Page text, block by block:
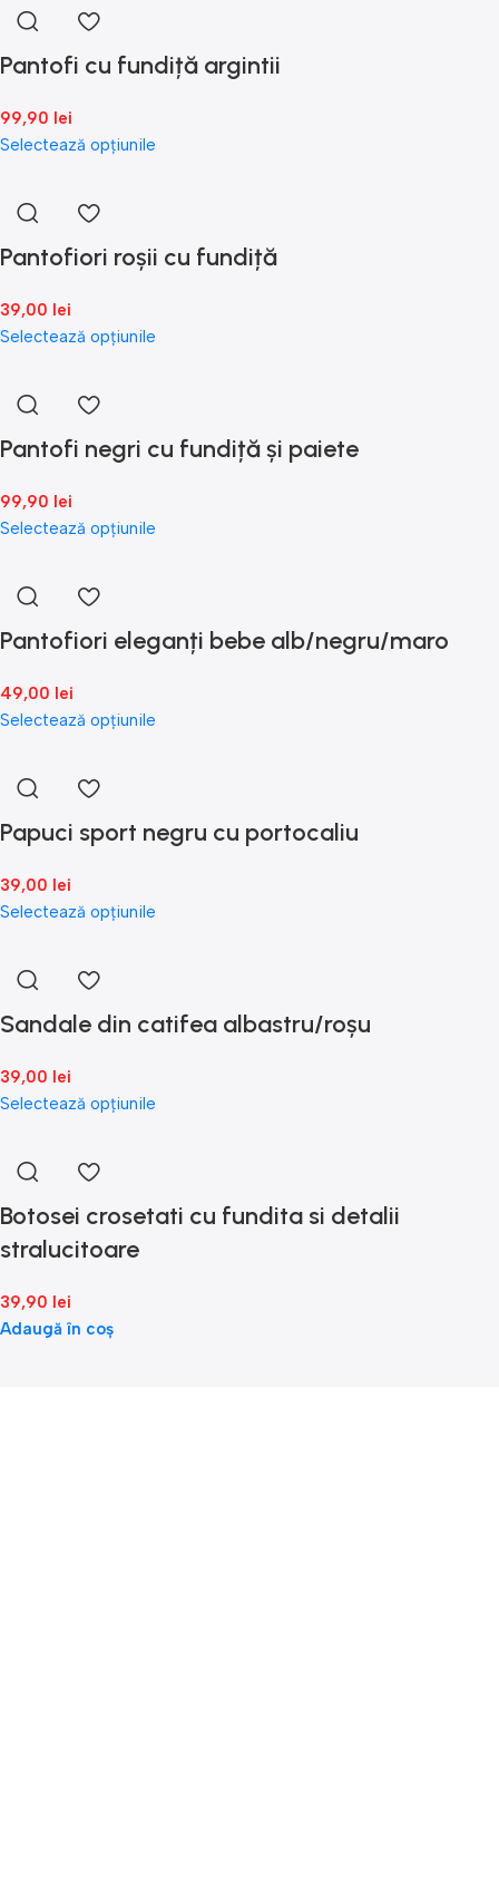
Pantofi cu fundiță argintii
99,90 lei
Selectează opțiunile
Pantofiori roșii cu fundiță
39,00 lei
Selectează opțiunile
Pantofi negri cu fundiță și paiete
99,90 lei
Selectează opțiunile
Pantofiori eleganți bebe alb/negru/maro
49,00 lei
Selectează opțiunile
Papuci sport negru cu portocaliu
39,00 lei
Selectează opțiunile
Sandale din catifea albastru/roșu
39,00 lei
Selectează opțiunile
Botosei crosetati cu fundita si detalii
stralucitoare
39,90 lei
Adaugă în coș